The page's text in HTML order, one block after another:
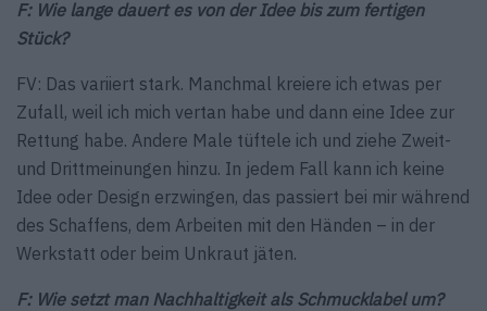
F: Wie lange dauert es von der Idee bis zum fertigen
Stück?
FV: Das variiert stark. Manchmal kreiere ich etwas per
Zufall, weil ich mich vertan habe und dann eine Idee zur
Rettung habe. Andere Male tüftele ich und ziehe Zweit-
und Drittmeinungen hinzu. In jedem Fall kann ich keine
Idee oder Design erzwingen, das passiert bei mir während
des Schaffens, dem Arbeiten mit den Händen – in der
Werkstatt oder beim Unkraut jäten.
F: Wie setzt man Nachhaltigkeit als Schmucklabel um?